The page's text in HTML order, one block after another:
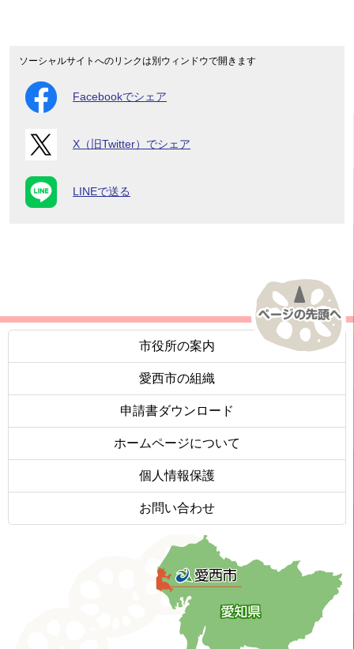
ソーシャルサイトへのリンクは別ウィンドウで開きます
Facebookでシェア
X（旧Twitter）でシェア
LINEで送る
市役所の案内
愛西市の組織
申請書ダウンロード
ホームページについて
個人情報保護
お問い合わせ